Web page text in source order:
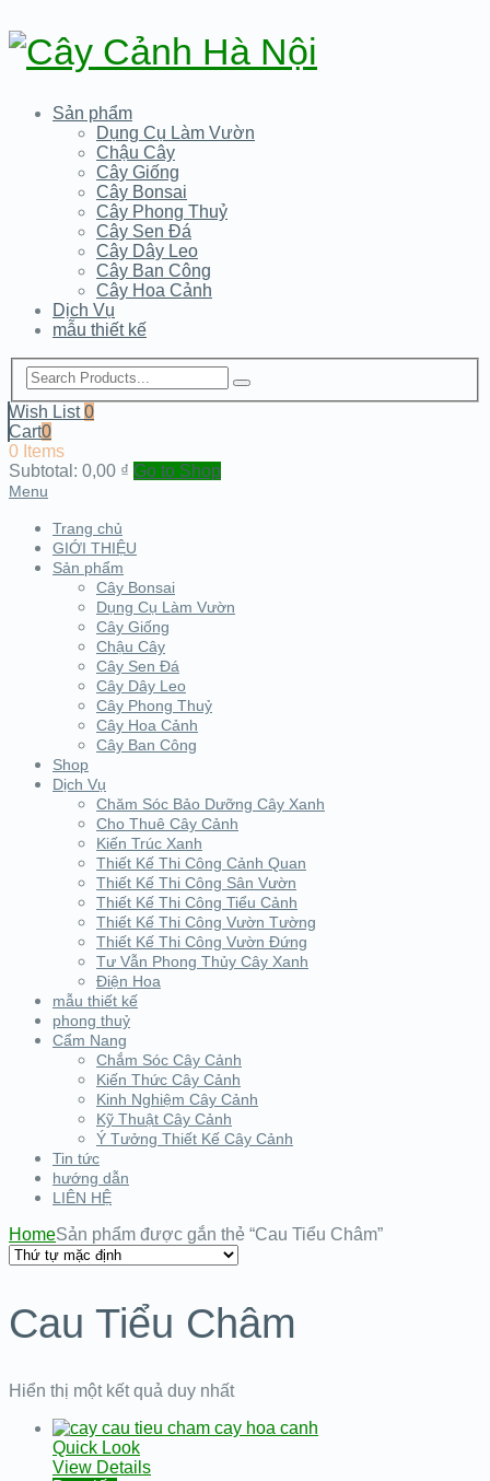
Sản phẩm
Dụng Cụ Làm Vườn
Chậu Cây
Cây Giống
Cây Bonsai
Cây Phong Thuỷ
Cây Sen Đá
Cây Dây Leo
Cây Ban Công
Cây Hoa Cảnh
Dịch Vụ
mẫu thiết kế
Wish List0
Cart0
0 Items
Subtotal: 0,00 ₫ Go to Shop
Menu
Trang chủ
GIỚI THIỆU
Sản phẩm
Cây Bonsai
Dụng Cụ Làm Vườn
Cây Giống
Chậu Cây
Cây Sen Đá
Cây Dây Leo
Cây Phong Thuỷ
Cây Hoa Cảnh
Cây Ban Công
Shop
Dịch Vụ
Chăm Sóc Bảo Dưỡng Cây Xanh
Cho Thuê Cây Cảnh
Kiến Trúc Xanh
Thiết Kế Thi Công Cảnh Quan
Thiết Kế Thi Công Sân Vườn
Thiết Kế Thi Công Tiểu Cảnh
Thiết Kế Thi Công Vườn Tường
Thiết Kế Thi Công Vườn Đứng
Tư Vẫn Phong Thủy Cây Xanh
Điện Hoa
mẫu thiết kế
phong thuỷ
Cẩm Nang
Chắm Sóc Cây Cảnh
Kiến Thức Cây Cảnh
Kinh Nghiệm Cây Cảnh
Kỹ Thuật Cây Cảnh
Ý Tưởng Thiết Kế Cây Cảnh
Tin tức
hướng dẫn
LIÊN HỆ
HomeSản phẩm được gắn thẻ “Cau Tiểu Châm”
Cau Tiểu Châm
Hiển thị một kết quả duy nhất
Quick Look
View Details